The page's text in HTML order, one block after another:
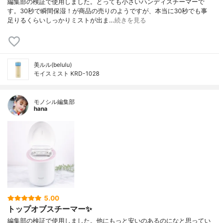
編集部の検証で使用しました。とっても小さいハンディスチーマーで
す。30秒で瞬間保湿！が商品の売りのようですが、本当に30秒でも事
足りるくらいしっかりミストが出ま…続きを見る
美ルル(belulu)
モイスミスト KRD-1028
モノシル編集部
hana
5.00
トップオブスチーマー✨
編集部の検証で使用しました。他にもっと安いのあるのになと思ってい